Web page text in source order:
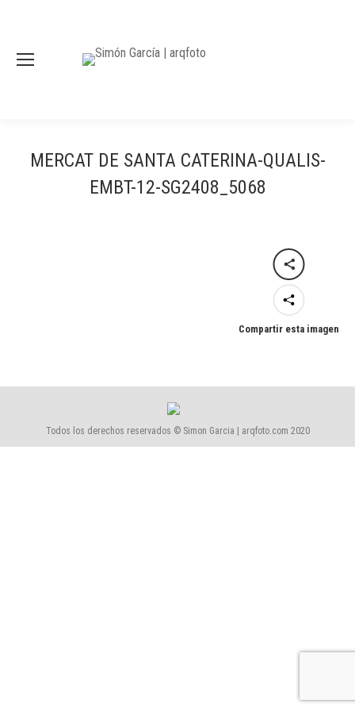
MERCAT DE SANTA CATERINA-QUALIS-
EMBT-12-SG2408_5068
Compartir esta imagen
Todos los derechos reservados © Simon Garcia | arqfoto.com 2020